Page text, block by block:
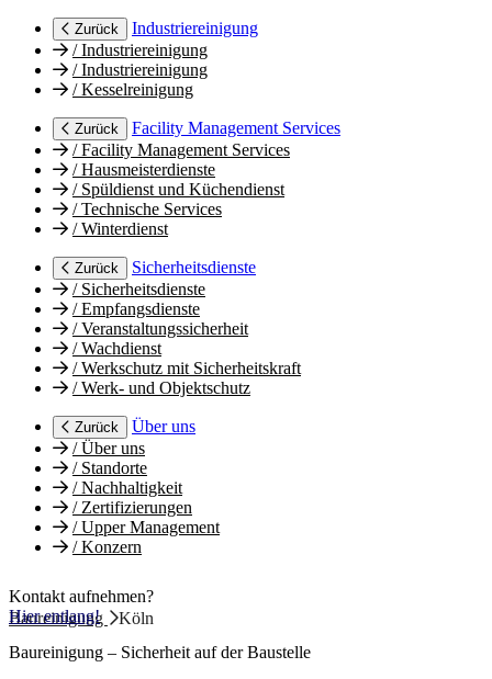
Zurück
Industriereinigung
/Industriereinigung
/Industriereinigung
/Kesselreinigung
Zurück
Facility Management Services
/Facility Management Services
/Hausmeisterdienste
/Spüldienst und Küchendienst
/Technische Services
/Winterdienst
Zurück
Sicherheitsdienste
/Sicherheitsdienste
/Empfangsdienste
/Veranstaltungssicherheit
/Wachdienst
/Werkschutz mit Sicherheitskraft
/Werk- und Objektschutz
Zurück
Über uns
/Über uns
/Standorte
/Nachhaltigkeit
/Zertifizierungen
/Upper Management
/Konzern
Kontakt aufnehmen?
Hier entlang!
Baureinigung
Köln
Baureinigung – Sicherheit auf der Baustelle